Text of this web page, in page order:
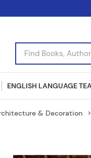
Find Books, Authors,
ENGLISH LANGUAGE
& Decoration